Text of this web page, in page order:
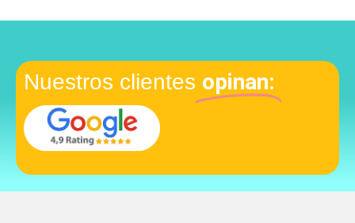
Nuestros clientes opinan: